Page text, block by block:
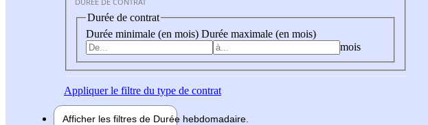
Durée de contrat
Durée minimale (en mois) Durée maximale (en mois)
mois
Appliquerle filtre du type de contrat
Afficher les filtres de Durée hebdomadaire